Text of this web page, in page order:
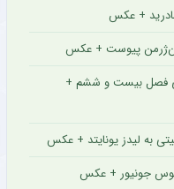
+ عکس
فصل بیست و ششم +
جونیور + عکس